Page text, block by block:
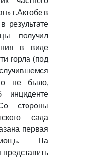
г.Актобе в
результате
получил
в виде
горла (под
не было,
инциденте
стороны
сада
первая
На
представить